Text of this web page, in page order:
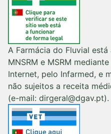
A Farmácia do Fluvial
MNSRM e MSRM
Internet, pelo Infarmed, e
não sujeitos a receita
(e-mail: dirgeral@dgav.pt).